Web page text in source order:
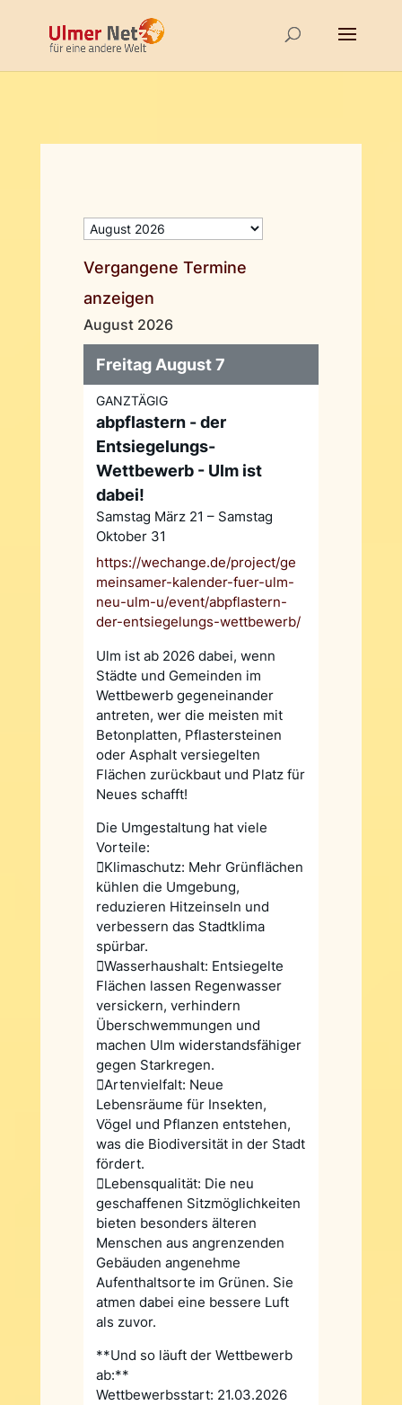
Vergangene Termine
anzeigen
August 2026
Freitag August 7
GANZTÄGIG
abpflastern - der
Entsiegelungs-
Wettbewerb - Ulm ist
dabei!
Samstag März 21 – Samstag
Oktober 31
https://wechange.de/project/ge
meinsamer-kalender-fuer-ulm-
neu-ulm-u/event/abpflastern-
der-entsiegelungs-wettbewerb/
Ulm ist ab 2026 dabei, wenn
Städte und Gemeinden im
Wettbewerb gegeneinander
antreten, wer die meisten mit
Betonplatten, Pflastersteinen
oder Asphalt versiegelten
Flächen zurückbaut und Platz für
Neues schafft!
Die Umgestaltung hat viele
Vorteile:
Klimaschutz: Mehr Grünflächen
kühlen die Umgebung,
reduzieren Hitzeinseln und
verbessern das Stadtklima
spürbar.
Wasserhaushalt: Entsiegelte
Flächen lassen Regenwasser
versickern, verhindern
Überschwemmungen und
machen Ulm widerstandsfähiger
gegen Starkregen.
Artenvielfalt: Neue
Lebensräume für Insekten,
Vögel und Pflanzen entstehen,
was die Biodiversität in der Stadt
fördert.
Lebensqualität: Die neu
geschaffenen Sitzmöglichkeiten
bieten besonders älteren
Menschen aus angrenzenden
Gebäuden angenehme
Aufenthaltsorte im Grünen. Sie
atmen dabei eine bessere Luft
als zuvor.
**Und so läuft der Wettbewerb
ab:**
Wettbewerbsstart: 21.03.2026